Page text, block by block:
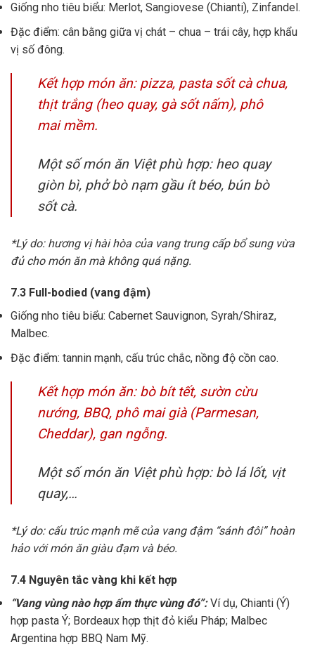
Giống nho tiêu biểu: Merlot, Sangiovese (Chianti), Zinfandel.
Đặc điểm: cân bằng giữa vị chát – chua – trái cây, hợp khẩu
vị số đông.
Kết hợp món ăn: pizza, pasta sốt cà chua,
thịt trắng (heo quay, gà sốt nấm), phô
mai mềm.
Một số món ăn Việt phù hợp: heo quay
giòn bì, phở bò nạm gầu ít béo, bún bò
sốt cà.
*Lý do: hương vị hài hòa của vang trung cấp bổ sung vừa
đủ cho món ăn mà không quá nặng.
7.3 Full-bodied (vang đậm)
Giống nho tiêu biểu: Cabernet Sauvignon, Syrah/Shiraz,
Malbec.
Đặc điểm: tannin mạnh, cấu trúc chắc, nồng độ cồn cao.
Kết hợp món ăn: bò bít tết, sườn cừu
nướng, BBQ, phô mai già (Parmesan,
Cheddar), gan ngỗng.
Một số món ăn Việt phù hợp: bò lá lốt, vịt
quay,…
*Lý do: cấu trúc mạnh mẽ của vang đậm “sánh đôi” hoàn
hảo với món ăn giàu đạm và béo.
7.4 Nguyên tắc vàng khi kết hợp
“Vang vùng nào hợp ẩm thực vùng đó”:Ví dụ, Chianti (Ý)
hợp pasta Ý; Bordeaux hợp thịt đỏ kiểu Pháp; Malbec
Argentina hợp BBQ Nam Mỹ.